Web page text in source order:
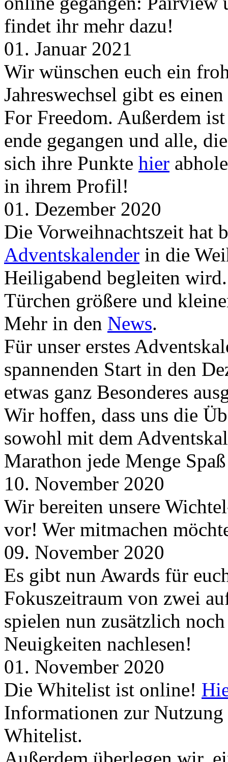
findet ihr mehr dazu!
01. Januar 2021
Wir wünschen euch ein
Jahreswechsel gibt es einen
For Freedom. Außerdem
ende gegangen und alle,
sich ihre Punkte hier
in ihrem Profil!
01. Dezember 2020
Die Vorweihnachtszeit hat
Adventskalender in die
Heiligabend begleiten
Türchen größere und
Mehr in den News.
Für unser erstes
spannenden Start in den
etwas ganz Besonderes
Wir hoffen, dass uns die
sowohl mit dem
Marathon jede Menge
10. November 2020
Wir bereiten unsere
vor! Wer mitmachen
09. November 2020
Es gibt nun Awards für
Fokuszeitraum von zwei
spielen nun zusätzlich
Neuigkeiten nachlesen!
01. November 2020
Die Whitelist ist online!
Informationen zur
Whitelist.